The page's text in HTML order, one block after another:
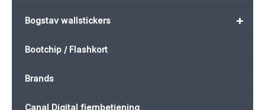
+
Bogstav wallstickers
Bootchip / Flashkort
Brands
Canal Digital fjernbetjening